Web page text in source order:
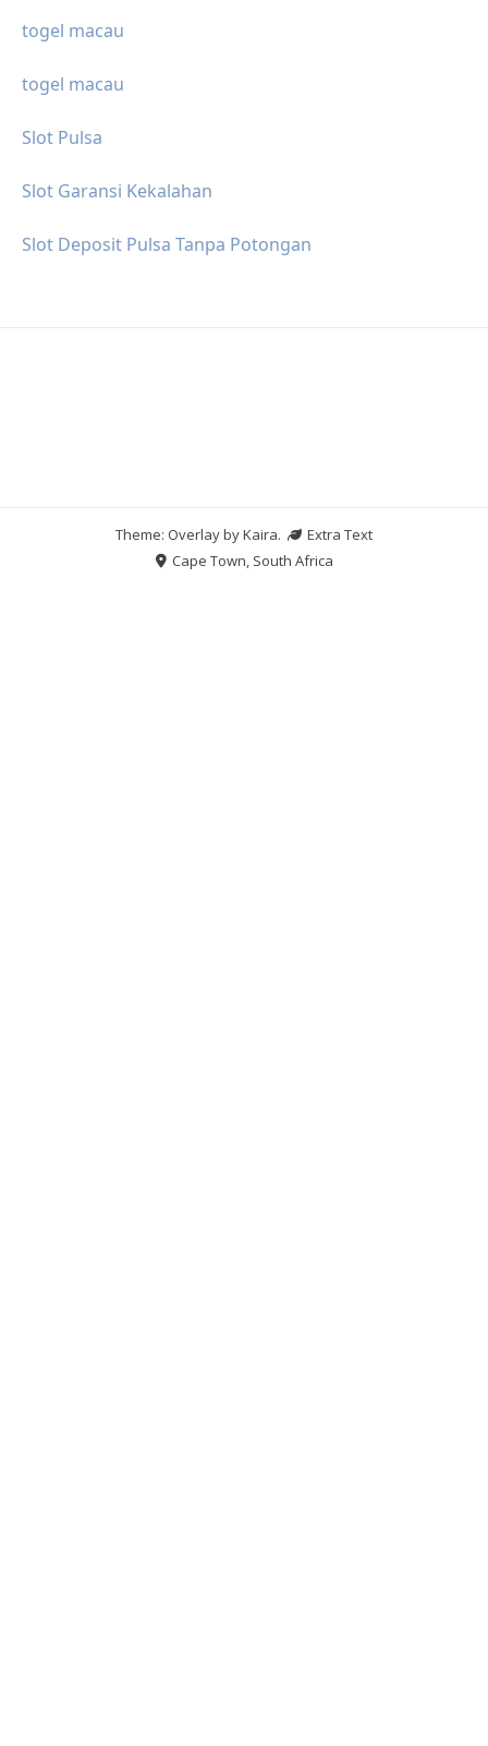
togel macau
togel macau
Slot Pulsa
Slot Garansi Kekalahan
Slot Deposit Pulsa Tanpa Potongan
Theme: Overlay byKaira.
Extra Text
Cape Town, South Africa